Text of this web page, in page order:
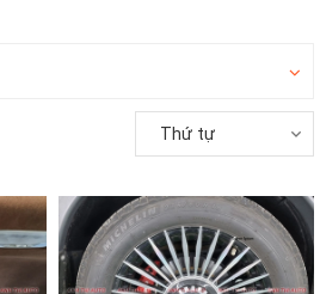
Thứ tự